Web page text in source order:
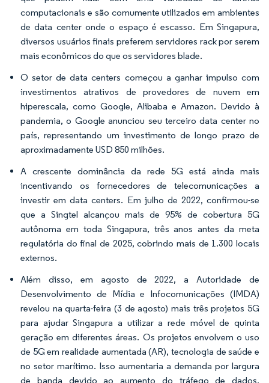
computacionais e são comumente utilizados em ambientes
de data center onde o espaço é escasso. Em Singapura,
diversos usuários finais preferem servidores rack por serem
mais econômicos do que os servidores blade.
O setor de data centers começou a ganhar impulso com
investimentos atrativos de provedores de nuvem em
hiperescala, como Google, Alibaba e Amazon. Devido à
pandemia, o Google anunciou seu terceiro data center no
país, representando um investimento de longo prazo de
aproximadamente USD 850 milhões.
A crescente dominância da rede 5G está ainda mais
incentivando os fornecedores de telecomunicações a
investir em data centers. Em julho de 2022, confirmou-se
que a Singtel alcançou mais de 95% de cobertura 5G
autônoma em toda Singapura, três anos antes da meta
regulatória do final de 2025, cobrindo mais de 1.300 locais
externos.
Além disso, em agosto de 2022, a Autoridade de
Desenvolvimento de Mídia e Infocomunicações (IMDA)
revelou na quarta-feira (3 de agosto) mais três projetos 5G
para ajudar Singapura a utilizar a rede móvel de quinta
geração em diferentes áreas. Os projetos envolvem o uso
de 5G em realidade aumentada (AR), tecnologia de saúde e
no setor marítimo. Isso aumentaria a demanda por largura
de banda devido ao aumento do tráfego de dados,